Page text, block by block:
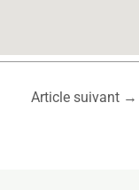
Article suivant →